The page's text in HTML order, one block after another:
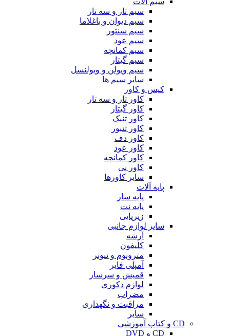
سیم تار و سه تار
سیم دیوان و باغلاما
سیم سنتور
سیم عود
سیم کمانچه
سیم گیتار
سیم ویولن و ویولنسل
سایر سیم ها
کیس و کاور
کاور تار و سه تار
کاور گیتار
کاور تنبک
کاور تنبور
کاور دف
کاور عود
کاور کمانچه
کاور نی
سایر کاورها
پایه آلات
پایه ساز
پایه نت
زیرپایی
سایر لوازم جانبی
آرشه
کلیفون
مترونوم و تیونر
آمپلی فایر
قمیش و سرساز
لوازم دکوری
مضراب
مراقبت و نگهداری
سایر
CD و کتاب آموزشی
CD و DVD